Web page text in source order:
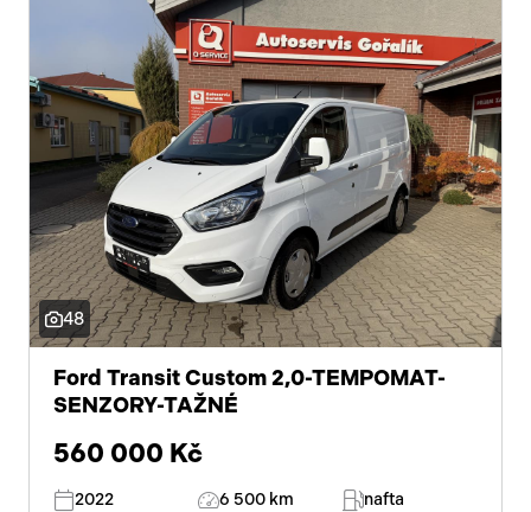
otáčkoměr
polohovací sedadla
bluetooth
palubní počítač
USB
autorádio
multifunkční volant
výškově nastavitelné sedadlo řidiče
48
Ford Transit Custom 2,0-TEMPOMAT-
SENZORY-TAŽNÉ
560 000 Kč
2022 6 500 km
nafta